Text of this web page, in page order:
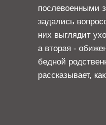
послевоенными
задались
них выглядит
а вторая -
бедной
рассказывает,